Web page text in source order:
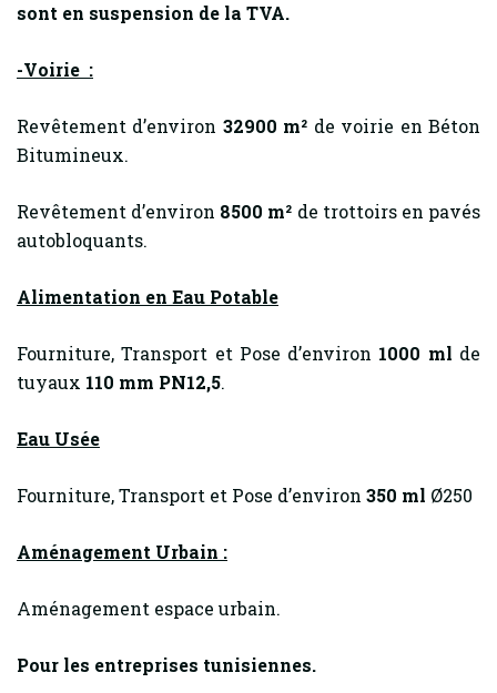
sont en suspension de la TVA.
-Voirie :
Revêtement d’environ 32900 m² de voirie en Béton
Bitumineux.
Revêtement d’environ 8500 m² de trottoirs en pavés
autobloquants.
Alimentation en Eau Potable
Fourniture, Transport et Pose d’environ 1000 ml de
tuyaux 110 mm PN12,5.
Eau Usée
Fourniture, Transport et Pose d’environ 350 ml Ø250
Aménagement Urbain :
Aménagement espace urbain.
Pour les entreprises tunisiennes.